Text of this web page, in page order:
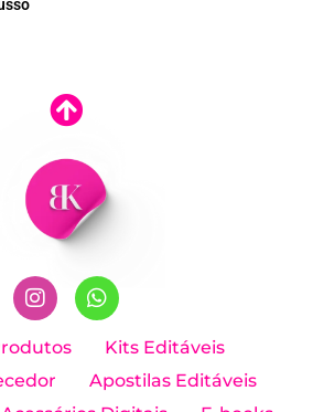
I
n
t
W
h
t
Kits Editáveis
Apostilas Editáveis